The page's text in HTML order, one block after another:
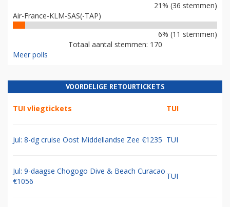
21% (36 stemmen)
Air-France-KLM-SAS(-TAP)
6% (11 stemmen)
Totaal aantal stemmen: 170
Meer polls
VOORDELIGE RETOURTICKETS
TUI vliegtickets TUI
Jul: 8-dg cruise Oost Middellandse Zee €1235 TUI
Jul: 9-daagse Chogogo Dive & Beach Curacao
€1056
TUI